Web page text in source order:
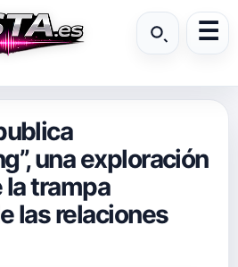
una exploración
trampa
las relaciones